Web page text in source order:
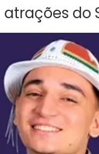
do